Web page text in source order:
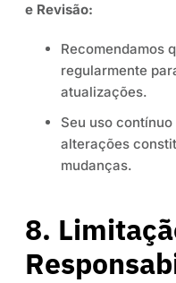
e Revisão:
Recomendamos
regularmente
atualizações.
Seu uso
alterações
mudanças.
8.